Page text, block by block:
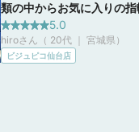
類の中からお気に入りの
るショップです。担当して
丁寧に商品の案内をしてく
た、ダイヤモンドの種類
5.0
hiroさん（ 20代 ｜ 宮城県）
ビジュピコ仙台店